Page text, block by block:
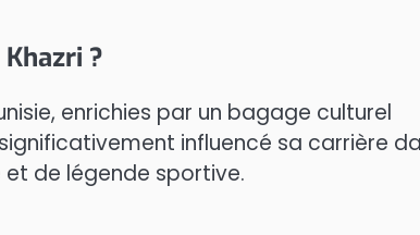
?
enrichies par un bagage culturel
influencé sa carrière
de légende sportive.